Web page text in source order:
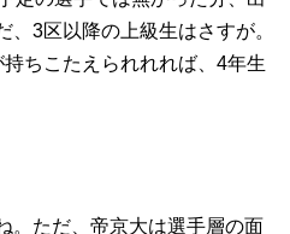
3区以降の上級生はさすが。
ちこたえられれれば、4年生
。ただ、帝京大は選手層の面